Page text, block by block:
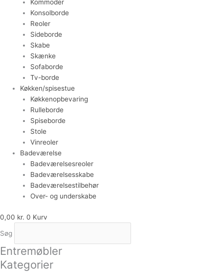
Kommoder
Konsolborde
Reoler
Sideborde
Skabe
Skænke
Sofaborde
Tv-borde
Køkken/spisestue
Køkkenopbevaring
Rulleborde
Spiseborde
Stole
Vinreoler
Badeværelse
Badeværelsesreoler
Badeværelsesskabe
Badeværelsestilbehør
Over- og underskabe
0,00 kr. 0 Kurv
Søg
Entremøbler
Kategorier